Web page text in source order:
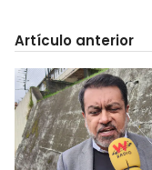
Artículo anterior